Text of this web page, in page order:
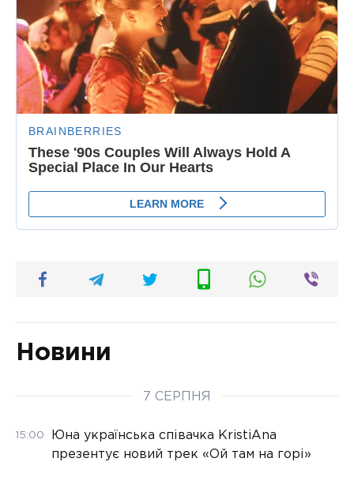
Новини
7 СЕРПНЯ
15:00
Юна українська співачка KristiAna
презентує новий трек «Ой там на горі»